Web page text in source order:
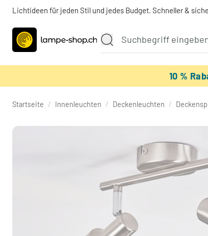
Lichtideen für jeden Stil und jedes Budget. Schneller &
10 %
Startseite / Innenleuchten / Deckenleuchten /